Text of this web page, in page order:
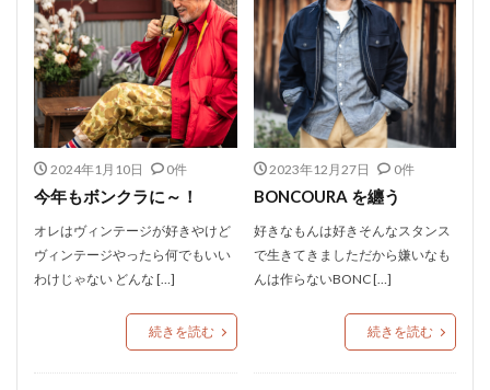
2024年1月10日 0件
今年もボンクラに～！
オレはヴィンテージが好きやけど
ヴィンテージやったら何でもいい
わけじゃない どんな […]
続きを読む
2023年12月27日 0件
BONCOURA を纏う
好きなもんは好きそんなスタンス
で生きてきましただから嫌いなも
んは作らないBONC […]
続きを読む